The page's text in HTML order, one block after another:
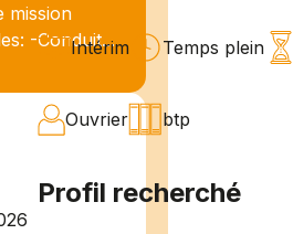
mission
-Conduit...
Intérim Temps plein
Ouvrier btp
Profil recherché